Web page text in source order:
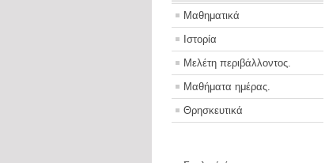
Μαθηματικά
Ιστορία
Μελέτη περιβάλλοντος.
Μαθήματα ημέρας.
Θρησκευτικά